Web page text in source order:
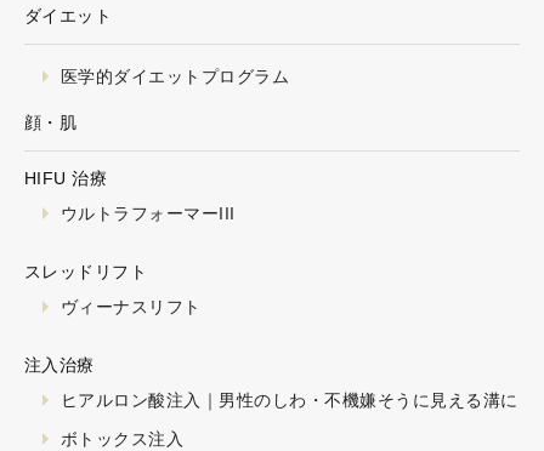
ダイエット
医学的ダイエットプログラム
顔・肌
HIFU 治療
ウルトラフォーマーIII
スレッドリフト
ヴィーナスリフト
注入治療
ヒアルロン酸注入｜男性のしわ・不機嫌そうに見える溝に
ボトックス注入